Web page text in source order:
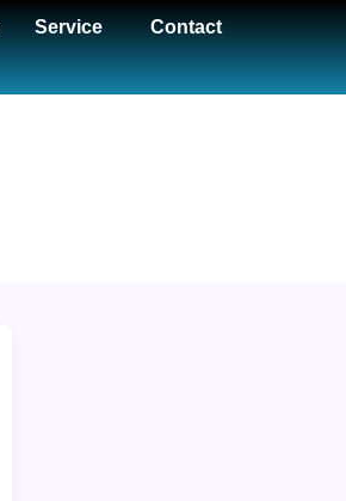
Service Contact